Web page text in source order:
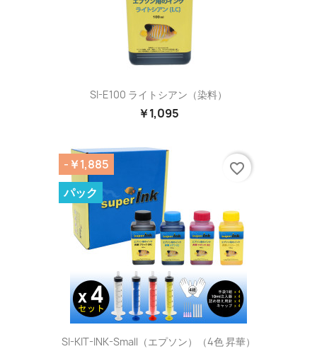
SI-E100 ライトシアン（染料）
￥1,095
SI-KIT-INK-Small（エプソン）（4色 昇華）
-￥1,885
パック
favorite_border